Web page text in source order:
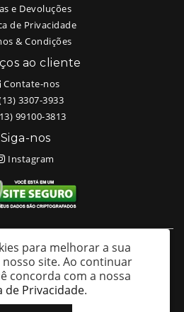
e Devoluções
de Privacidade
& Condições
ao cliente
Contate-nos
3307-3933
99100-3813
Siga-nos
Instagram
Ricardo Kudlinski EPP) - CNPJ:
0001-70
- Santos / SP - CEP: 11013-201
Tattoo © 2026
para melhorar a sua
site. Ao continuar
concorda com a nossa
de Privacidade.